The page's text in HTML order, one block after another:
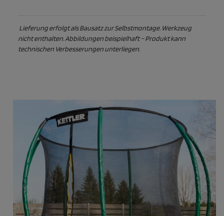
Lieferung erfolgt als Bausatz zur Selbstmontage. Werkzeug
nicht enthalten. Abbildungen beispielhaft – Produkt kann
technischen Verbesserungen unterliegen.